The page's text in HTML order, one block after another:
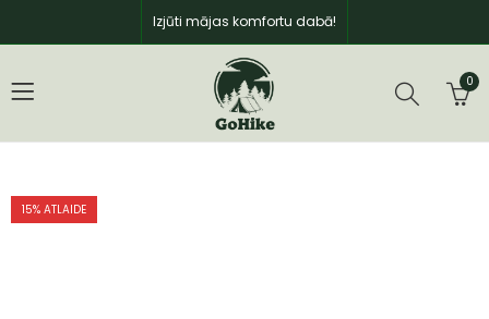
Izjūti mājas komfortu dabā!
0
15% ATLAIDE